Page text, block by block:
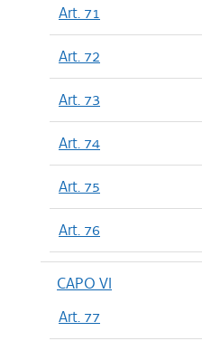
Art. 71
Art. 72
Art. 73
Art. 74
Art. 75
Art. 76
CAPO VI
Art. 77